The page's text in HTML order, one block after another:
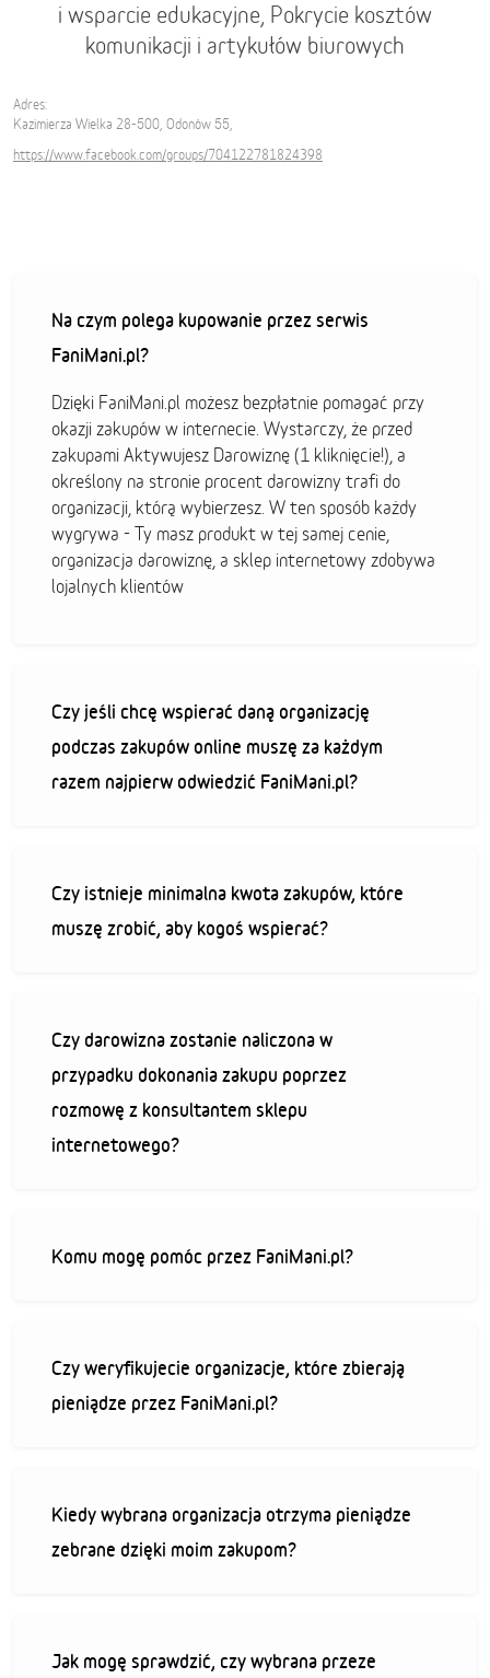
i wsparcie edukacyjne, Pokrycie kosztów
komunikacji i artykułów biurowych
Adres:
Kazimierza Wielka 28-500, Odonów 55,
https://www.facebook.com/groups/704122781824398
Na czym polega kupowanie przez serwis
FaniMani.pl?
Dzięki FaniMani.pl możesz bezpłatnie pomagać przy
okazji zakupów w internecie. Wystarczy, że przed
zakupami Aktywujesz Darowiznę (1 kliknięcie!), a
określony na stronie procent darowizny trafi do
organizacji, którą wybierzesz. W ten sposób każdy
wygrywa - Ty masz produkt w tej samej cenie,
organizacja darowiznę, a sklep internetowy zdobywa
lojalnych klientów
Czy jeśli chcę wspierać daną organizację
podczas zakupów online muszę za każdym
razem najpierw odwiedzić FaniMani.pl?
Czy istnieje minimalna kwota zakupów, które
muszę zrobić, aby kogoś wspierać?
Czy darowizna zostanie naliczona w
przypadku dokonania zakupu poprzez
rozmowę z konsultantem sklepu
internetowego?
Komu mogę pomóc przez FaniMani.pl?
Czy weryfikujecie organizacje, które zbierają
pieniądze przez FaniMani.pl?
Kiedy wybrana organizacja otrzyma pieniądze
zebrane dzięki moim zakupom?
Jak mogę sprawdzić, czy wybrana przeze